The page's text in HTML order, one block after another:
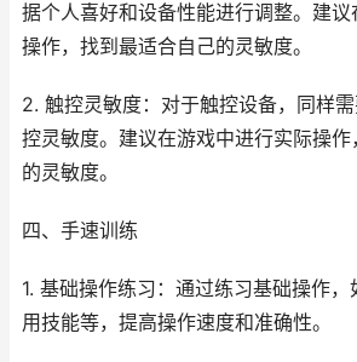
据个人喜好和设备性能进行调整。建
操作，找到最适合自己的灵敏度。
2. 触控灵敏度：对于触控设备，同样
控灵敏度。建议在游戏中进行实际操
的灵敏度。
四、手速训练
1. 基础操作练习：通过练习基础操作
用技能等，提高操作速度和准确性。